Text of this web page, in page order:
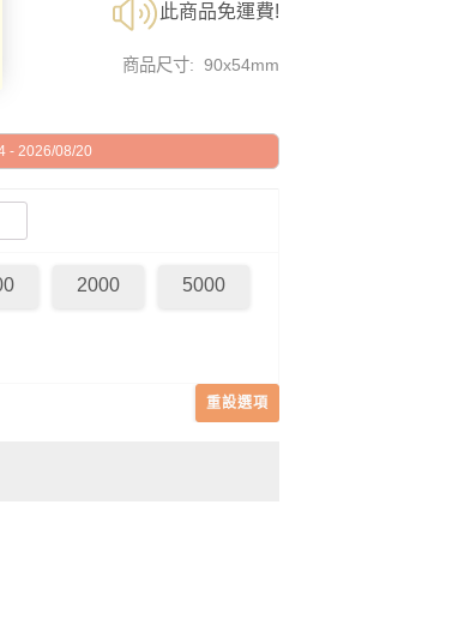
此商品免運費!
商品尺寸: 90x54mm
- 2026/08/20
2000 5000
重設選項